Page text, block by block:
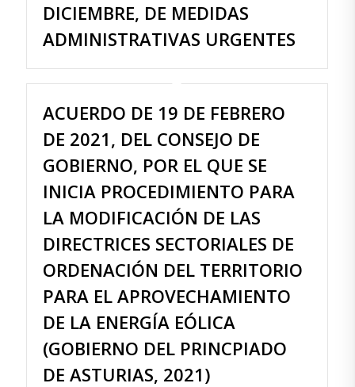
DICIEMBRE, DE MEDIDAS
ADMINISTRATIVAS URGENTES
ACUERDO DE 19 DE FEBRERO
DE 2021, DEL CONSEJO DE
GOBIERNO, POR EL QUE SE
INICIA PROCEDIMIENTO PARA
LA MODIFICACIÓN DE LAS
DIRECTRICES SECTORIALES DE
ORDENACIÓN DEL TERRITORIO
PARA EL APROVECHAMIENTO
DE LA ENERGÍA EÓLICA
(GOBIERNO DEL PRINCPIADO
DE ASTURIAS, 2021)